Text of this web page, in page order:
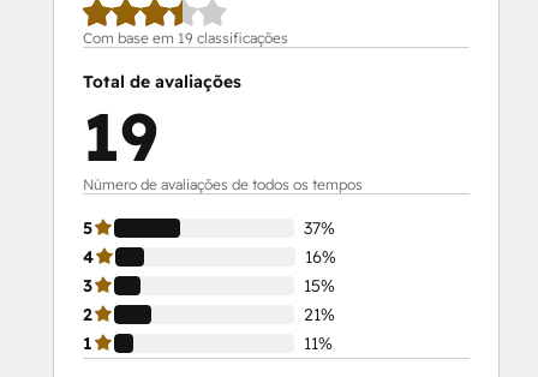
Com base em 19 classificações
Total de avaliações
19
Número de avaliações de todos os tempos
5
37%
4
16%
3
15%
2
21%
1
11%